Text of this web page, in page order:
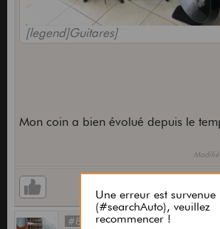
[legend]Guitares]
Mon coin a bien évolué depuis le
#8493